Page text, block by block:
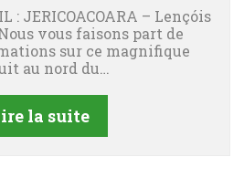
: JERICOACOARA – Lençóis
vous faisons part de
sur ce magnifique
au nord du…
la suite